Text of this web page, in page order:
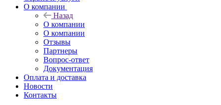
О компании
Назад
О компании
О компании
Отзывы
Партнеры
Вопрос-ответ
Документация
Оплата и доставка
Новости
Контакты